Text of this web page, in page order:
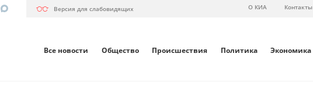
Версия для слабовидящих О КИА Контакты
Все новости Общество Происшествия Политика Экономика